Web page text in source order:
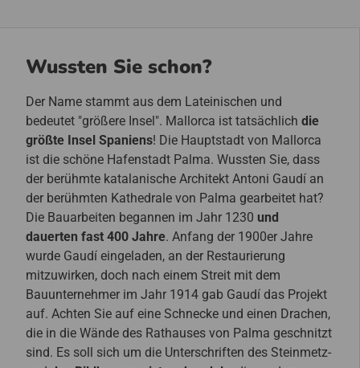
Wussten Sie schon?
Der Name stammt aus dem Lateinischen und
bedeutet "größere Insel". Mallorca ist tatsächlich die
größte Insel Spaniens! Die Hauptstadt von Mallorca
ist die schöne Hafenstadt Palma. Wussten Sie, dass
der berühmte katalanische Architekt Antoni Gaudí an
der berühmten Kathedrale von Palma gearbeitet hat?
Die Bauarbeiten begannen im Jahr 1230 und
dauerten fast 400 Jahre. Anfang der 1900er Jahre
wurde Gaudí eingeladen, an der Restaurierung
mitzuwirken, doch nach einem Streit mit dem
Bauunternehmer im Jahr 1914 gab Gaudí das Projekt
auf. Achten Sie auf eine Schnecke und einen Drachen,
die in die Wände des Rathauses von Palma geschnitzt
sind. Es soll sich um die Unterschriften des Steinmetz-